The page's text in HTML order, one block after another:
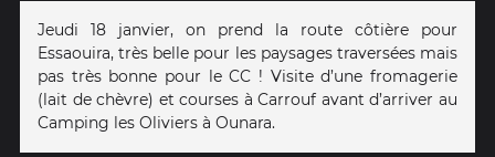
Jeudi 18 janvier, on prend la route côtière pour
Essaouira, très belle pour les paysages traversées mais
pas très bonne pour le CC ! Visite d’une fromagerie
(lait de chèvre) et courses à Carrouf avant d’arriver au
Camping les Oliviers à Ounara.